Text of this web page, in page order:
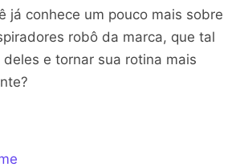
já conhece um pouco mais sobre
robô da marca, que tal
e tornar sua rotina mais